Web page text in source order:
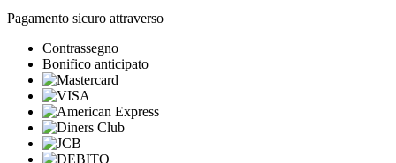
Pagamento sicuro attraverso
Contrassegno
Bonifico anticipato